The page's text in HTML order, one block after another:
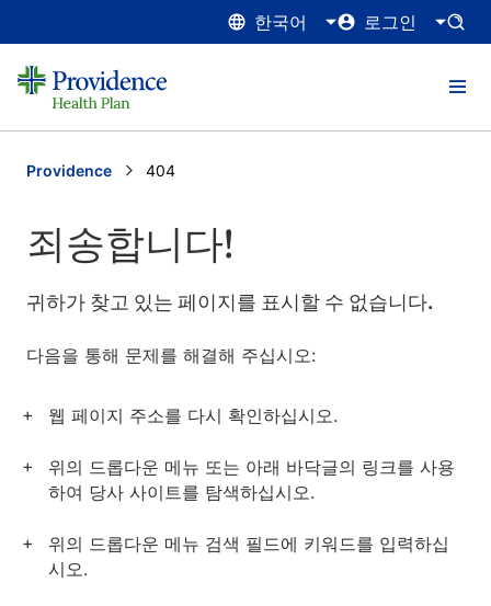
한국어 로그인
Providence Current:
404
죄송합니다!
귀하가 찾고 있는 페이지를 표시할 수 없습니다.
다음을 통해 문제를 해결해 주십시오:
웹 페이지 주소를 다시 확인하십시오.
위의 드롭다운 메뉴 또는 아래 바닥글의 링크를 사용
하여 당사 사이트를 탐색하십시오.
위의 드롭다운 메뉴 검색 필드에 키워드를 입력하십
시오.